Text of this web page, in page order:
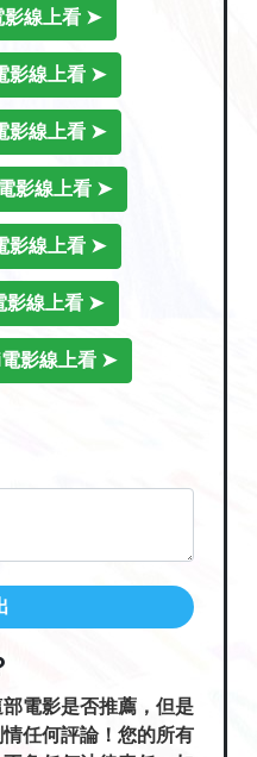
影線上看 ➤
影線上看 ➤
影線上看 ➤
影線上看 ➤
影線上看 ➤
影線上看 ➤
影線上看 ➤
電影是否推薦，但是
任何評論！您的所有